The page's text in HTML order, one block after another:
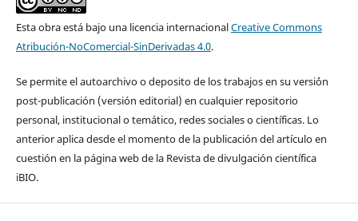
Esta obra está bajo una licencia internacionalCreative Commons
Atribución-NoComercial-SinDerivadas 4.0.
Se permite el autoarchivo o deposito de los trabajos en su versi´ón
post-publicación (versión editorial) en cualquier repositorio
personal, institucional o temático, redes sociales o científicas. Lo
anterior aplica desde el momento de la publicación del artículo en
cuestión en la página web de la Revista de divulgación científica
iBIO.